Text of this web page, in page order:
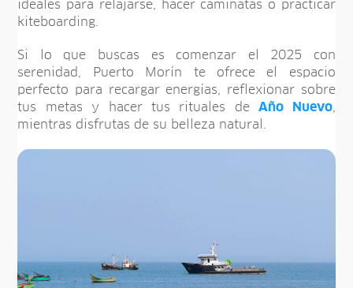
ideales para relajarse, hacer caminatas o practicar
kiteboarding.
Si lo que buscas es comenzar el 2025 con
serenidad, Puerto Morín te ofrece el espacio
perfecto para recargar energías, reflexionar sobre
tus metas y hacer tus rituales deAño Nuevo,
mientras disfrutas de su belleza natural.